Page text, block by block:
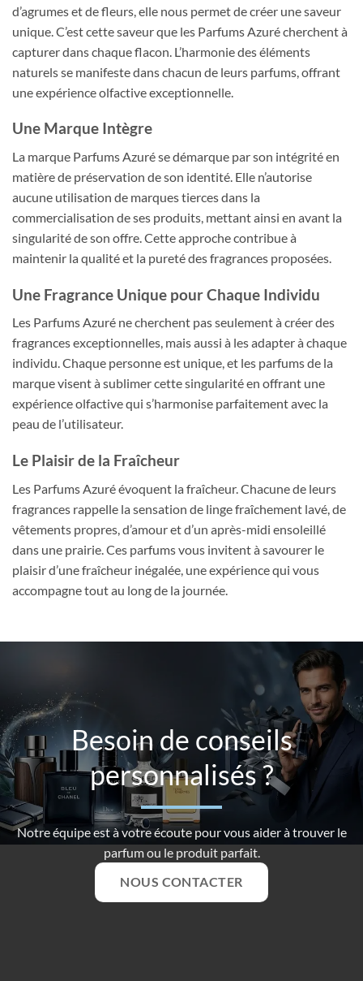
d’agrumes et de fleurs, elle nous permet de créer une saveur
unique. C’est cette saveur que les Parfums Azuré cherchent à
capturer dans chaque flacon. L’harmonie des éléments
naturels se manifeste dans chacun de leurs parfums, offrant
une expérience olfactive exceptionnelle.
Une Marque Intègre
La marque Parfums Azuré se démarque par son intégrité en
matière de préservation de son identité. Elle n’autorise
aucune utilisation de marques tierces dans la
commercialisation de ses produits, mettant ainsi en avant la
singularité de son offre. Cette approche contribue à
maintenir la qualité et la pureté des fragrances proposées.
Une Fragrance Unique pour Chaque Individu
Les Parfums Azuré ne cherchent pas seulement à créer des
fragrances exceptionnelles, mais aussi à les adapter à chaque
individu. Chaque personne est unique, et les parfums de la
marque visent à sublimer cette singularité en offrant une
expérience olfactive qui s’harmonise parfaitement avec la
peau de l’utilisateur.
Le Plaisir de la Fraîcheur
Les Parfums Azuré évoquent la fraîcheur. Chacune de leurs
fragrances rappelle la sensation de linge fraîchement lavé, de
vêtements propres, d’amour et d’un après-midi ensoleillé
dans une prairie. Ces parfums vous invitent à savourer le
plaisir d’une fraîcheur inégalée, une expérience qui vous
accompagne tout au long de la journée.
Besoin de conseils
personnalisés ?
Notre équipe est à votre écoute pour vous aider à trouver le
parfum ou le produit parfait.
NOUS CONTACTER